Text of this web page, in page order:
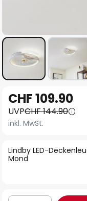
Anfang
der
Bildgalerie
Lindby LED-
Mond
CHF 109.90
UVPCHF 144.90
inkl. MwSt.